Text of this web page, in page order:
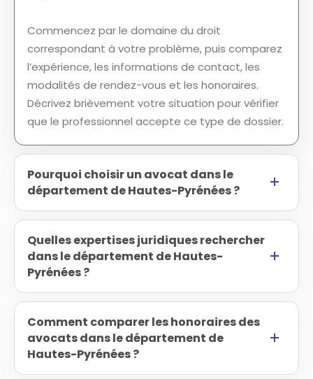
Commencez par le domaine du droit
correspondant à votre problème, puis comparez
l’expérience, les informations de contact, les
modalités de rendez-vous et les honoraires.
Décrivez brièvement votre situation pour vérifier
que le professionnel accepte ce type de dossier.
Pourquoi choisir un avocat dans le
département de Hautes-Pyrénées ?
Quelles expertises juridiques rechercher
dans le département de Hautes-
Pyrénées ?
Comment comparer les honoraires des
avocats dans le département de
Hautes-Pyrénées ?